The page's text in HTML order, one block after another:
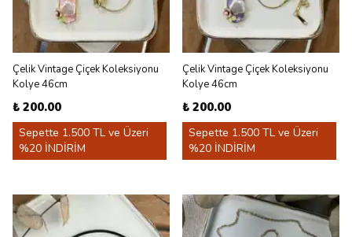
Çelik Vintage Çiçek Koleksiyonu
Kolye 46cm
₺ 200.00
Sepette 1.500 TL ve Üzeri
%20 İNDİRİM
Çelik Vintage Çiçek Koleksiyonu
Kolye 46cm
₺ 200.00
Sepette 1.500 TL ve Üzeri
%20 İNDİRİM